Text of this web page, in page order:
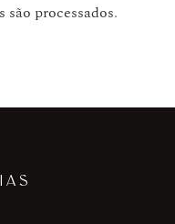
são processados.